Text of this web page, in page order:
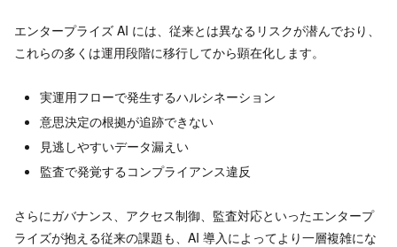
エンタープライズ AI には、従来とは異なるリスクが潜んでおり、
これらの多くは運用段階に移行してから顕在化します。
実運用フローで発生するハルシネーション
意思決定の根拠が追跡できない
見逃しやすいデータ漏えい
監査で発覚するコンプライアンス違反
さらにガバナンス、アクセス制御、監査対応といったエンタープ
ライズが抱える従来の課題も、AI 導入によってより一層複雑にな